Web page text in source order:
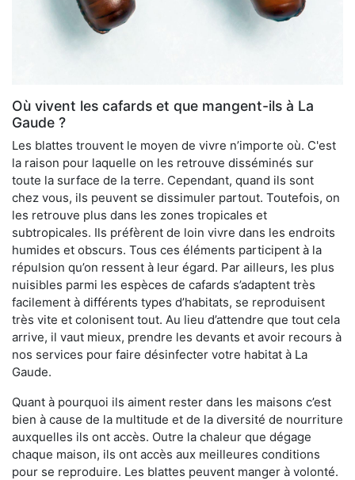
Où vivent les cafards et que mangent-ils à La
Gaude ?
Les blattes trouvent le moyen de vivre n’importe où. C'est
la raison pour laquelle on les retrouve disséminés sur
toute la surface de la terre. Cependant, quand ils sont
chez vous, ils peuvent se dissimuler partout. Toutefois, on
les retrouve plus dans les zones tropicales et
subtropicales. Ils préfèrent de loin vivre dans les endroits
humides et obscurs. Tous ces éléments participent à la
répulsion qu’on ressent à leur égard. Par ailleurs, les plus
nuisibles parmi les espèces de cafards s’adaptent très
facilement à différents types d’habitats, se reproduisent
très vite et colonisent tout. Au lieu d’attendre que tout cela
arrive, il vaut mieux, prendre les devants et avoir recours à
nos services pour faire désinfecter votre habitat à La
Gaude.
Quant à pourquoi ils aiment rester dans les maisons c’est
bien à cause de la multitude et de la diversité de nourriture
auxquelles ils ont accès. Outre la chaleur que dégage
chaque maison, ils ont accès aux meilleures conditions
pour se reproduire. Les blattes peuvent manger à volonté.